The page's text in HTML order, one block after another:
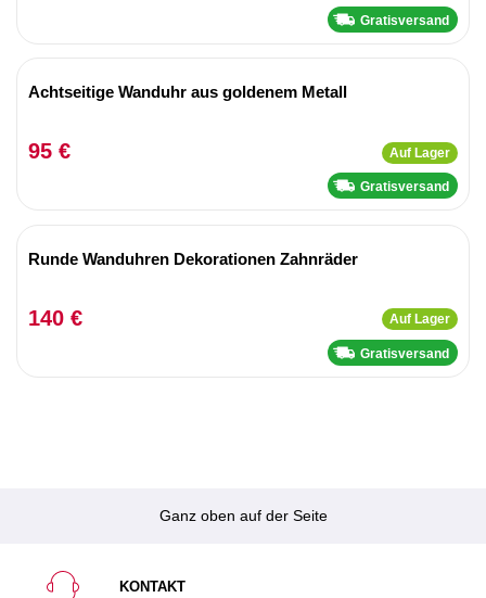
Gratisversand
Achtseitige Wanduhr aus goldenem Metall
95 € Auf Lager
Gratisversand
Runde Wanduhren Dekorationen Zahnräder
140 € Auf Lager
Gratisversand
Ganz oben auf der Seite
KONTAKT